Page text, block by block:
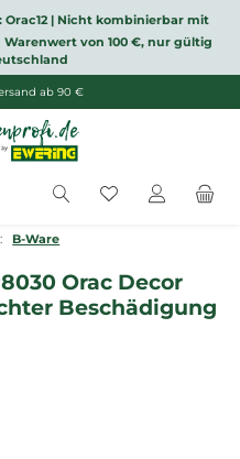
Orac12 | Nicht kombinierbar mit
von 100 €, nur gültig
ab 90 €
Du hast 0
B-Ware
Orac Decor
Beschädigung